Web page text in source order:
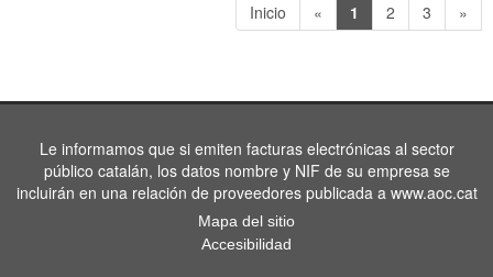
Inicio
« 1 2 3 »
Le informamos que si emiten facturas electrónicas al sector
público catalán, los datos nombre y NIF de su empresa se
incluirán en una relación de proveedores publicada a www.aoc.cat
Mapa del sitio
Accesibilidad